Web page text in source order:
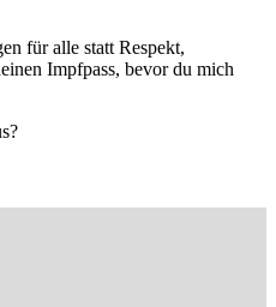
für alle statt Respekt,
Impfpass, bevor du mich